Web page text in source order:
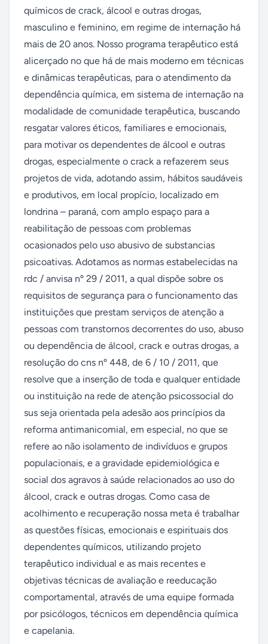
químicos de crack, álcool e outras drogas,
masculino e feminino, em regime de internação há
mais de 20 anos. Nosso programa terapêutico está
alicerçado no que há de mais moderno em técnicas
e dinâmicas terapêuticas, para o atendimento da
dependência química, em sistema de internação na
modalidade de comunidade terapêutica, buscando
resgatar valores éticos, familiares e emocionais,
para motivar os dependentes de álcool e outras
drogas, especialmente o crack a refazerem seus
projetos de vida, adotando assim, hábitos saudáveis
e produtivos, em local propício, localizado em
londrina – paraná, com amplo espaço para a
reabilitação de pessoas com problemas
ocasionados pelo uso abusivo de substancias
psicoativas. Adotamos as normas estabelecidas na
rdc / anvisa nº 29 / 2011, a qual dispõe sobre os
requisitos de segurança para o funcionamento das
instituições que prestam serviços de atenção a
pessoas com transtornos decorrentes do uso, abuso
ou dependência de álcool, crack e outras drogas, a
resolução do cns nº 448, de 6 / 10 / 2011, que
resolve que a inserção de toda e qualquer entidade
ou instituição na rede de atenção psicossocial do
sus seja orientada pela adesão aos princípios da
reforma antimanicomial, em especial, no que se
refere ao não isolamento de indivíduos e grupos
populacionais, e a gravidade epidemiológica e
social dos agravos à saúde relacionados ao uso do
álcool, crack e outras drogas. Como casa de
acolhimento e recuperação nossa meta é trabalhar
as questões físicas, emocionais e espirituais dos
dependentes químicos, utilizando projeto
terapêutico individual e as mais recentes e
objetivas técnicas de avaliação e reeducação
comportamental, através de uma equipe formada
por psicólogos, técnicos em dependência química
e capelania.